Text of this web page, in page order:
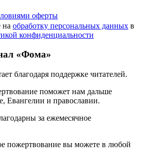
оферты
на обработку персональных данных в
конфиденциальности
«Фома»
благодаря поддержке читателей.
поможет нам дальше
Евангелии и православии.
за ежемесячное
пожертвование вы можете в любой